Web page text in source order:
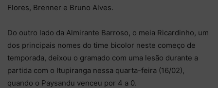
Flores, Brenner e Bruno Alves.
Do outro lado da Almirante Barroso, o meia Ricardinho, um
dos principais nomes do time bicolor neste começo de
temporada, deixou o gramado com uma lesão durante a
partida com o Itupiranga nessa quarta-feira (16/02),
quando o Paysandu venceu por 4 a 0.